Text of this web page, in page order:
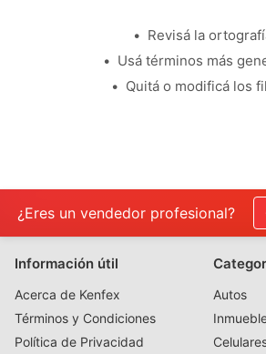
Revisá la
Usá términos más
Quitá o modificá los
¿Eres un vendedor profesional?
Información útil
Acerca de Kenfex
Términos y Condiciones
Política de Privacidad
Autos